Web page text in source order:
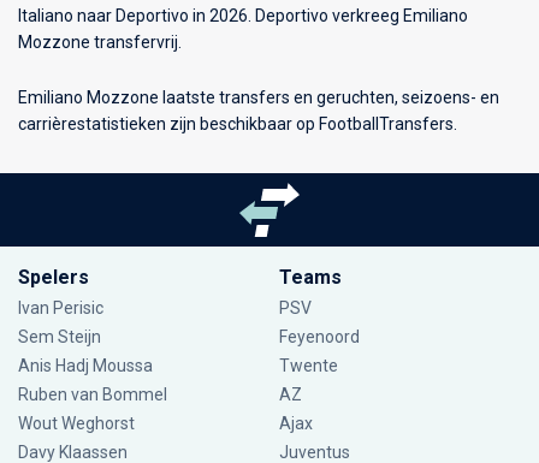
Italiano naar Deportivo in 2026. Deportivo verkreeg Emiliano
Mozzone transfervrij.
Emiliano Mozzone laatste transfers en geruchten, seizoens- en
carrièrestatistieken zijn beschikbaar op FootballTransfers.
Spelers
Ivan Perisic
Sem Steijn
Anis Hadj Moussa
Ruben van Bommel
Wout Weghorst
Davy Klaassen
Teams
PSV
Feyenoord
Twente
AZ
Ajax
Juventus